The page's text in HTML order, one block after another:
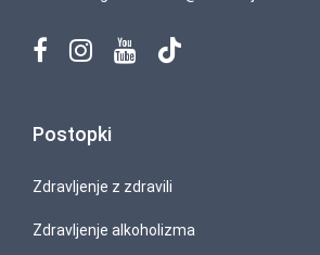
Postopki
Zdravljenje z zdravili
Zdravljenje alkoholizma